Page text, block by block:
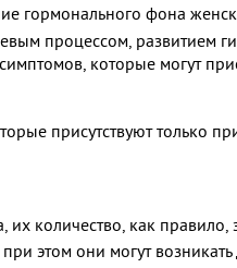
гормонального фона
процессом, развитием
которые могут
присутствуют только
количество, как правило,
этом они могут